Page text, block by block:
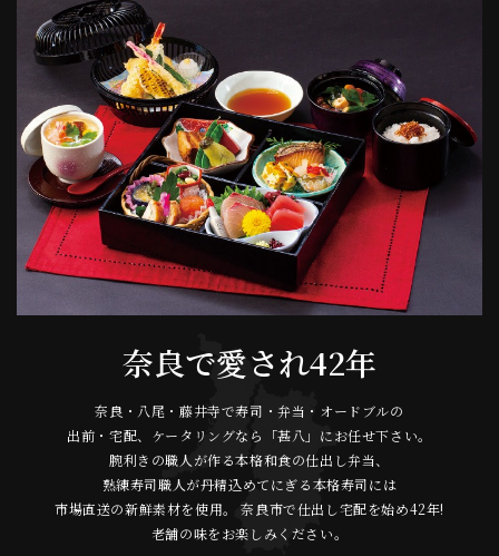
奈良で愛され42年
奈良・八尾・藤井寺で寿司・弁当・オードブルの
出前・宅配、ケータリングなら「甚八」にお任せ下さい。
腕利きの職人が作る本格和食の仕出し弁当、
熟練寿司職人が丹精込めてにぎる本格寿司には
市場直送の新鮮素材を使用。
奈良市で仕出し宅配を始め42年!
老舗の味をお楽しみください。